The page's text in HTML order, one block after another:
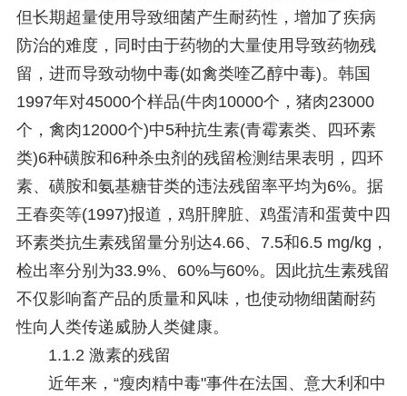
但长期超量使用导致细菌产生耐药性，增加了疾病
防治的难度，同时由于药物的大量使用导致药物残
留，进而导致动物中毒(如禽类喹乙醇中毒)。韩国
1997年对45000个样品(牛肉10000个，猪肉23000
个，禽肉12000个)中5种抗生素(青霉素类、四环素
类)6种磺胺和6种杀虫剂的残留检测结果表明，四环
素、磺胺和氨基糖苷类的违法残留率平均为6%。据
王春奕等(1997)报道，鸡肝脾脏、鸡蛋清和蛋黄中四
环素类抗生素残留量分别达4.66、7.5和6.5 mg/kg，
检出率分别为33.9%、60%与60%。因此抗生素残留
不仅影响畜产品的质量和风味，也使动物细菌耐药
性向人类传递威胁人类健康。
1.1.2 激素的残留
近年来，“瘦肉精中毒"事件在法国、意大利和中